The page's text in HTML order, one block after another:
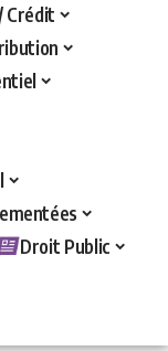
Crédit
Droit Public